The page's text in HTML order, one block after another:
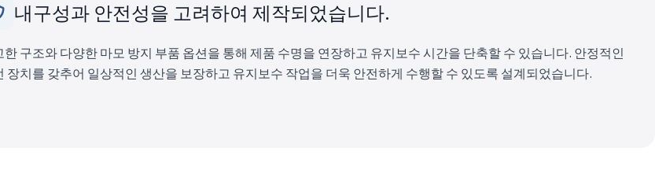
내구성과 안전성을 고려하여 제작되었습니다.
한 구조와 다양한 마모 방지 부품 옵션을 통해 제품 수명을 연장하고 유지보수 시간을 단축할 수 있습니다. 안정적인
장치를 갖추어 일상적인 생산을 보장하고 유지보수 작업을 더욱 안전하게 수행할 수 있도록 설계되었습니다.